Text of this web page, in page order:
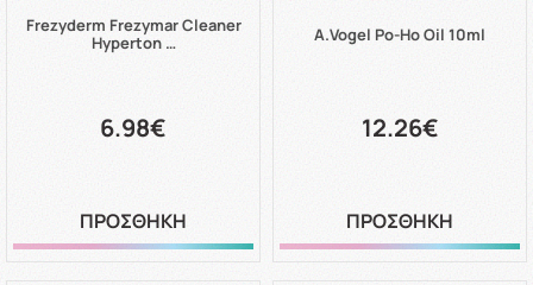
Frezyderm Frezymar Cleaner
Hyperton …
6.98€
ΠΡΟΣΘΗΚΗ
A.Vogel Po-Ho Oil 10ml
12.26€
ΠΡΟΣΘΗΚΗ